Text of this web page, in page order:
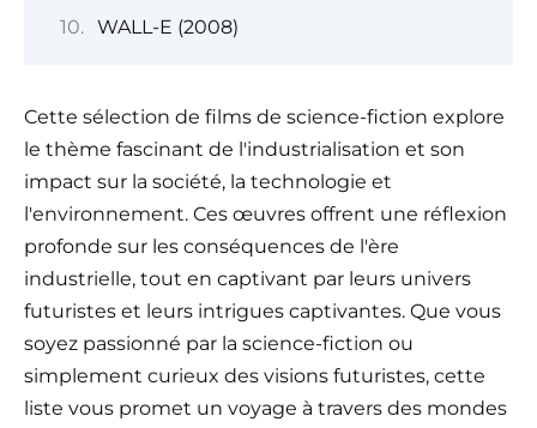
WALL-E (2008)
Cette sélection de films de science-fiction explore
le thème fascinant de l'industrialisation et son
impact sur la société, la technologie et
l'environnement. Ces œuvres offrent une réflexion
profonde sur les conséquences de l'ère
industrielle, tout en captivant par leurs univers
futuristes et leurs intrigues captivantes. Que vous
soyez passionné par la science-fiction ou
simplement curieux des visions futuristes, cette
liste vous promet un voyage à travers des mondes